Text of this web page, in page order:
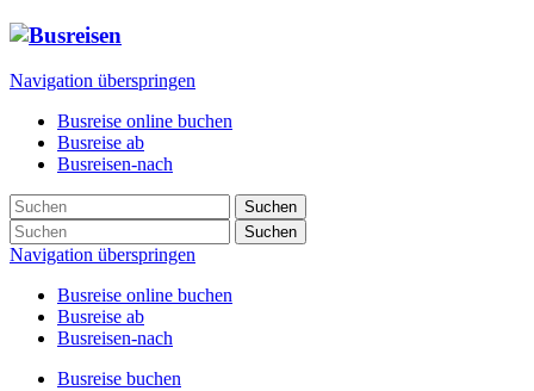
Navigation überspringen
Busreise online buchen
Busreise ab
Busreisen-nach
Suchen
Suchen
Navigation überspringen
Busreise online buchen
Busreise ab
Busreisen-nach
Busreise buchen